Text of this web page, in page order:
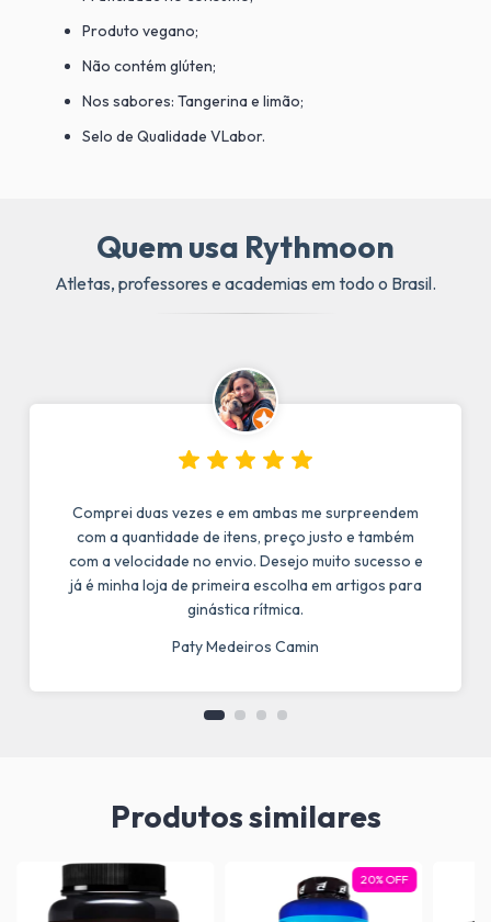
Produto vegano;
Não contém glúten;
Nos sabores: Tangerina e limão;
Selo de Qualidade VLabor.
Quem usa Rythmoon
Atletas, professores e academias em todo o Brasil.
Comprei duas vezes e em ambas me surpreendem
com a quantidade de itens, preço justo e também
com a velocidade no envio. Desejo muito sucesso e
já é minha loja de primeira escolha em artigos para
ginástica rítmica.
Paty Medeiros Camin
Produtos similares
20%OFF